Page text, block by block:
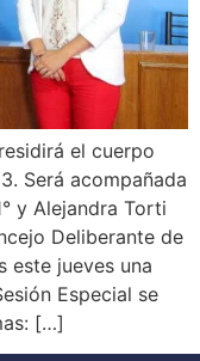
el cuerpo
Será acompañada
y Alejandra Torti
Deliberante de
este jueves una
Especial se
[…]